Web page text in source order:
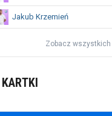
Jakub Krzemień
Zobacz